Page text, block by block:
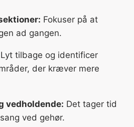
Fokuser på at
ad gangen.
Lyt tilbage og identificer
der kræver mere
vedholdende: Det tager tid
ved gehør.